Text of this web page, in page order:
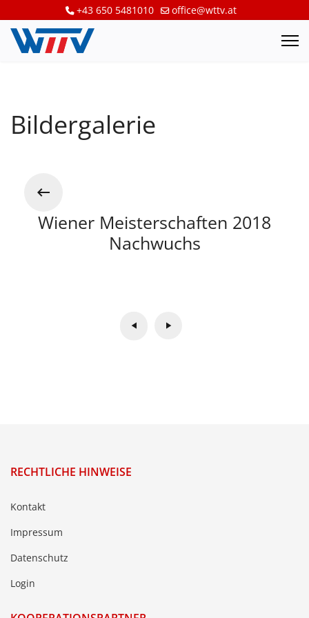
+43 650 5481010 office@wttv.at
Bildergalerie
Wiener Meisterschaften 2018
Nachwuchs
RECHTLICHE HINWEISE
Kontakt
Impressum
Datenschutz
Login